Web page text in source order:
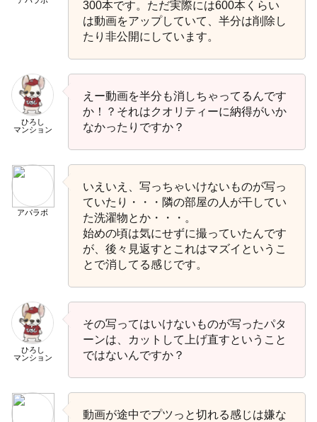
300本です。ただ実際には600本くらい
は動画をアップしていて、半分は削除し
たり非公開にしています。
ひろし
マンション
えー動画を半分も消しちゃってるんです
か！？それはクオリティーに納得がいか
なかったりですか？
アパラボ
いえいえ、写っちゃいけないものが写っ
ていたり・・・隣の部屋の人が干してい
た洗濯物とか・・・。
始めの頃は気にせずに撮っていたんです
が、後々見返すとこれはマズイというこ
とで消してる感じです。
ひろし
マンション
その写ってはいけないものが写ったパタ
ーンは、カットして上げ直すということ
ではないんですか？
動画が途中でプツっと切れる感じは嫌な